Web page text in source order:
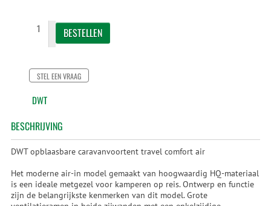
STEL EEN VRAAG
DWT
BESCHRIJVING
DWT opblaasbare caravanvoortent travel comfort air
Het moderne air-in model gemaakt van hoogwaardig HQ-materiaal
is een ideale metgezel voor kamperen op reis. Ontwerp en functie
zijn de belangrijkste kenmerken van dit model. Grote